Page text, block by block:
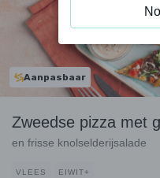
Aanpasbaar
Zweedse pizza met
en frisse knolselderijsalade
VLEES EIWIT+